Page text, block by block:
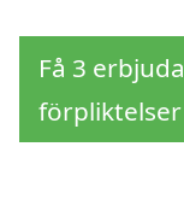
Få 3
förpliktelser